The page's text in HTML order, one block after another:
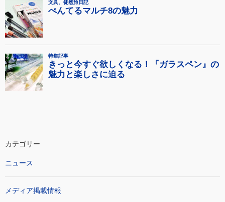
カテゴリー
ニュース
メディア掲載情報